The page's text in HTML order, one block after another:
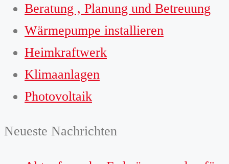
Beratung , Planung und Betreuung
Wärmepumpe installieren
Heimkraftwerk
Klimaanlagen
Photovoltaik
Neueste Nachrichten